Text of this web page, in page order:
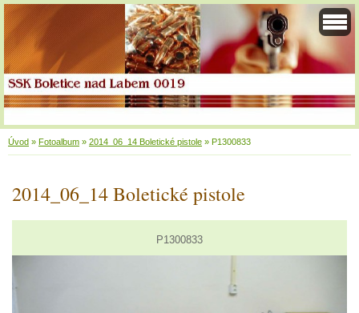
Úvod » Fotoalbum » 2014_06_14 Boletické pistole » P1300833
2014_06_14 Boletické pistole
P1300833